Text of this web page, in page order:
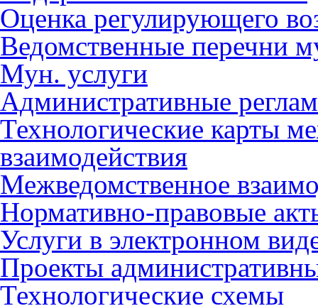
Оценка регулирующего
Ведомственные перечни
Мун. услуги
Административные
Технологические карты
взаимодействия
Межведомственное
Нормативно-правовые
Услуги в электронном
Проекты
Технологические схемы